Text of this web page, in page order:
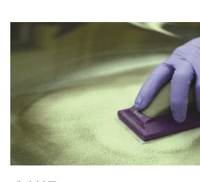
Country/Re
gion
Select One
S
a
t
Zip or
Postal
Code
Country/Regi
United States
Industry